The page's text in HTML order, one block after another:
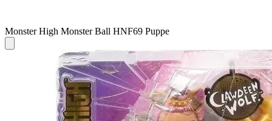
Monster High Monster Ball HNF69 Puppe